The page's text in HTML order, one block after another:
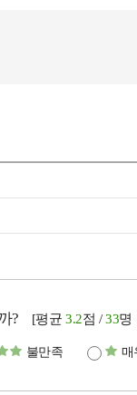
? [평균3.2점 /33명
불만족 매